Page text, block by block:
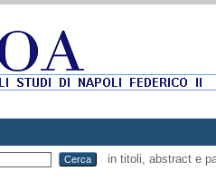
in titoli, abstract e